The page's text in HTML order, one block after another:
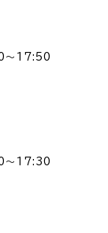
～17:50
～17:30